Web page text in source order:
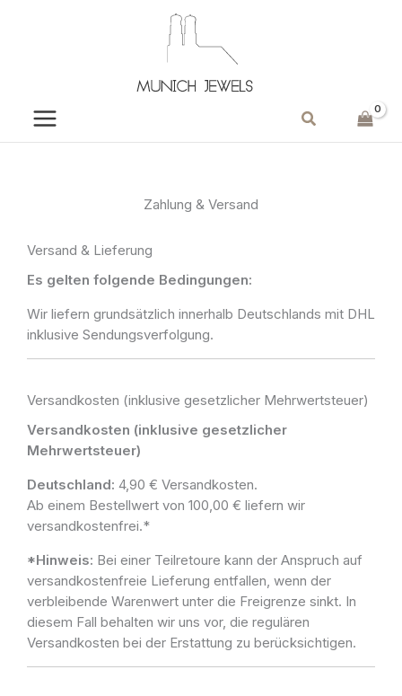
Suchen
Zahlung & Versand
Versand & Lieferung
Es gelten folgende Bedingungen:
Wir liefern grundsätzlich innerhalb Deutschlands mit DHL
inklusive Sendungsverfolgung.
Versandkosten (inklusive gesetzlicher Mehrwertsteuer)
Versandkosten (inklusive gesetzlicher
Mehrwertsteuer)
Deutschland: 4,90 € Versandkosten.
Ab einem Bestellwert von 100,00 € liefern wir
versandkostenfrei.*
*Hinweis: Bei einer Teilretoure kann der Anspruch auf
versandkostenfreie Lieferung entfallen, wenn der
verbleibende Warenwert unter die Freigrenze sinkt. In
diesem Fall behalten wir uns vor, die regulären
Versandkosten bei der Erstattung zu berücksichtigen.